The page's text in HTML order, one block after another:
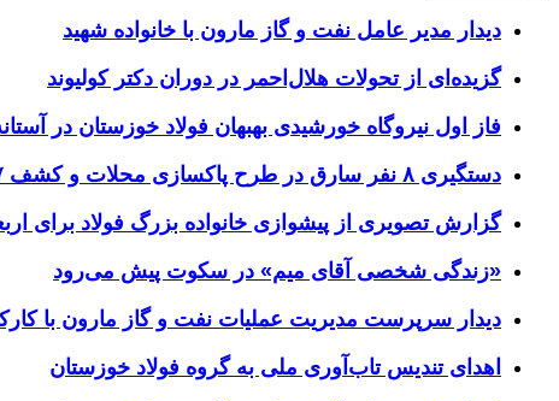
دیدار مدیر عامل نفت و گاز مارون با خانواده شهید
گزیده‌ای از تحولات هلال‌احمر در دوران دکتر کولیوند
فاز اول نیروگاه خورشیدی بهبهان فولاد خوزستان در
دستگیری ۸ نفر سارق در طرح پاکسازی محلات و کشف ۱۷ فقره سرقت
گزارش تصویری از پیشوازی خانواده بزرگ فولاد برای
«زندگی شخصی آقای میم» در سکوت پیش می‌رود
دیدار سرپرست مدیریت عملیات نفت و گاز مارون با
اهدای تندیس تاب‌آوری ملی به گروه فولاد خوزستان